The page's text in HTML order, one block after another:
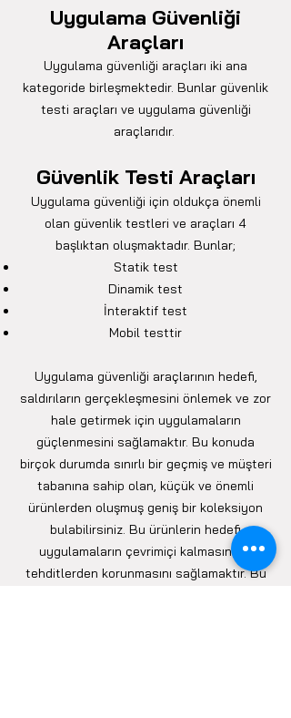
Uygulama Güvenliği
Araçları
Uygulama güvenliği araçları iki ana
kategoride birleşmektedir. Bunlar güvenlik
testi araçları ve uygulama güvenliği
araçlarıdır.
Güvenlik Testi Araçları
Uygulama güvenliği için oldukça önemli
olan güvenlik testleri ve araçları 4
başlıktan oluşmaktadır. Bunlar;
Statik test
Dinamik test
İnteraktif test
Mobil testtir
Uygulama güvenliği araçlarının hedefi,
saldırıların gerçekleşmesini önlemek ve zor
hale getirmek için uygulamaların
güçlenmesini sağlamaktır. Bu konuda
birçok durumda sınırlı bir geçmiş ve müşteri
tabanına sahip olan, küçük ve önemli
ürünlerden oluşmuş geniş bir koleksiyon
bulabilirsiniz. Bu ürünlerin hedefi
uygulamaların çevrimiçi kalmasını ve
tehditlerden korunmasını sağlamaktır. Bu